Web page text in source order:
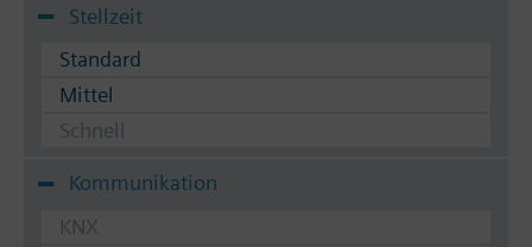
Stellzeit
Standard
Mittel
Schnell
Kommunikation
KNX